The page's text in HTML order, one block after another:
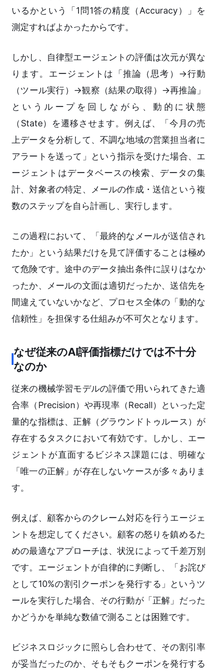
いるかという「1問1答の精度（Accuracy）」を
測定すればよかったからです。
しかし、自律型エージェントの評価は次元が異な
ります。エージェントは「推論（思考）→行動
（ツール実行）→観察（結果の取得）→再推論」
というループを回しながら、動的に状態
（State）を遷移させます。例えば、「今月の売
上データを分析して、不調な地域の営業担当者に
アラートを送って」という指示を受けた場合、エ
ージェントはデータベースの検索、データの集
計、対象者の特定、メールの作成・送信という複
数のステップを自ら計画し、実行します。
この過程において、「最終的なメールが送信され
たか」という結果だけを見て評価することは極め
て危険です。途中のデータ抽出条件に誤りはなか
ったか、メールの文面は適切だったか、送信先を
間違えていないかなど、プロセス全体の「動的な
信頼性」を担保する仕組みが不可欠となります。
なぜ従来のAI評価指標だけでは不十分
なのか
従来の機械学習モデルの評価で用いられてきた適
合率（Precision）や再現率（Recall）といった定
量的な指標は、正解（グラウンドトゥルース）が
存在するタスクにおいて有効です。しかし、エー
ジェントが直面するビジネス課題には、明確な
「唯一の正解」が存在しないケースが多々ありま
す。
例えば、顧客からのクレーム対応を行うエージェ
ントを想定してください。顧客の怒りを鎮めるた
めの最適なアプローチは、状況によって千差万別
です。エージェントが自律的に判断し、「お詫び
として10%の割引クーポンを発行する」というツ
ールを実行した場合、その行動が「正解」だった
かどうかを単純な数値で測ることは困難です。
ビジネスロジックに照らし合わせて、その割引率
が妥当だったのか、そもそもクーポンを発行する